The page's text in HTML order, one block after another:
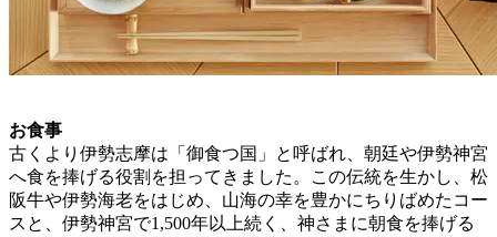
お食事
古くより伊勢志摩は「御食つ国」と呼ばれ、朝廷や伊勢神宮
へ食を捧げる役割を担ってきました。この伝統を生かし、松
阪牛や伊勢海老をはじめ、山海の幸を豊かにちりばめたコー
スと、伊勢神宮で1,500年以上続く、神さまに朝食を捧げる